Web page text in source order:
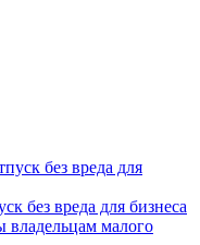
без вреда для бизнеса